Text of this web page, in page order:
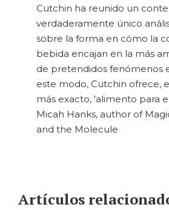
Cutchin ha reunido un
verdaderamente único
sobre la forma en cómo la
bebida encajan en la más
de pretendidos fenómenos
este modo, Cutchin ofrece,
más exacto, 'alimento para
Micah Hanks, author of
and the Molecule
Artículos